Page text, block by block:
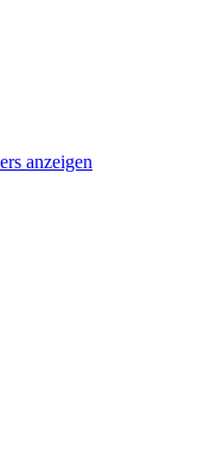
anzeigen